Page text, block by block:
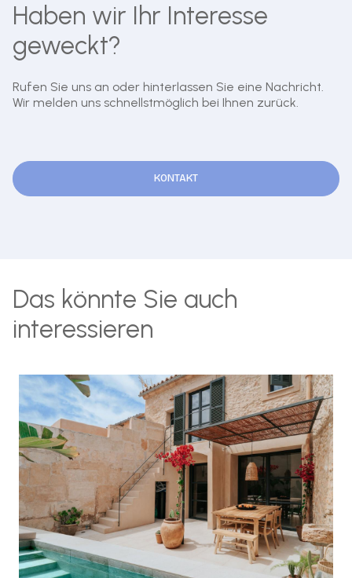
Haben wir Ihr Interesse
geweckt?
Rufen Sie uns an oder hinterlassen Sie eine Nachricht.
Wir melden uns schnellstmöglich bei Ihnen zurück.
KONTAKT
Das könnte Sie auch
interessieren